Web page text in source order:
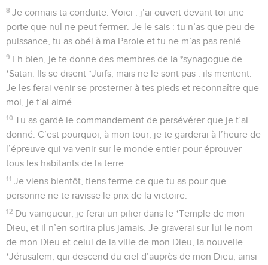
8 Je connais ta conduite. Voici : j’ai ouvert devant toi une
porte que nul ne peut fermer. Je le sais : tu n’as que peu de
puissance, tu as obéi à ma Parole et tu ne m’as pas renié.
9 Eh bien, je te donne des membres de la *synagogue de
*Satan. Ils se disent *Juifs, mais ne le sont pas : ils mentent.
Je les ferai venir se prosterner à tes pieds et reconnaître que
moi, je t’ai aimé.
10 Tu as gardé le commandement de persévérer que je t’ai
donné. C’est pourquoi, à mon tour, je te garderai à l’heure de
l’épreuve qui va venir sur le monde entier pour éprouver
tous les habitants de la terre.
11 Je viens bientôt, tiens ferme ce que tu as pour que
personne ne te ravisse le prix de la victoire.
12 Du vainqueur, je ferai un pilier dans le *Temple de mon
Dieu, et il n’en sortira plus jamais. Je graverai sur lui le nom
de mon Dieu et celui de la ville de mon Dieu, la nouvelle
*Jérusalem, qui descend du ciel d’auprès de mon Dieu, ainsi